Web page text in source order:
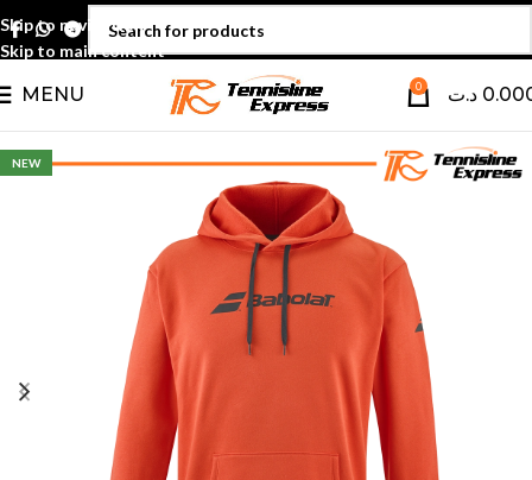
Skip to navigation
Skip to main content
MENU 0 د.ت
NEW